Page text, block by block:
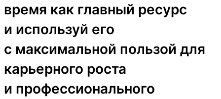
время как главный ресурс
и используй его
с максимальной пользой для
карьерного роста
и профессионального